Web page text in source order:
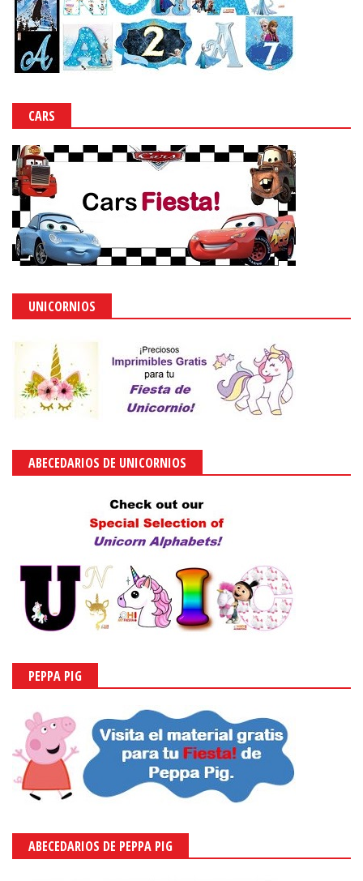
CARS
UNICORNIOS
ABECEDARIOS DE UNICORNIOS
PEPPA PIG
ABECEDARIOS DE PEPPA PIG